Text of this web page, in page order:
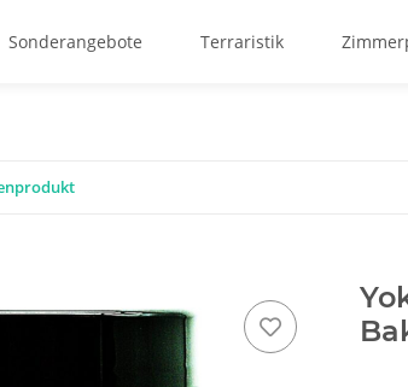
Sonderangebote Terraristik